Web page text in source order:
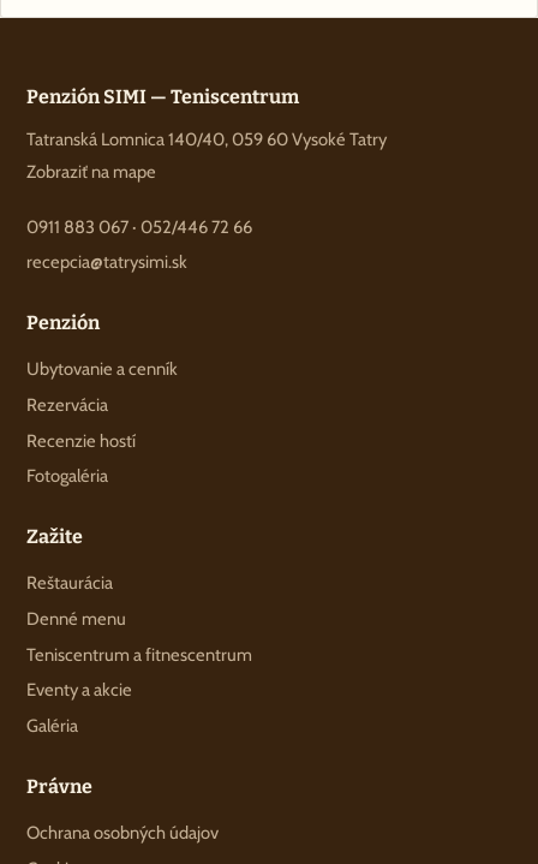
Penzión SIMI — Teniscentrum
Tatranská Lomnica 140/40, 059 60 Vysoké Tatry
Zobraziť na mape
0911 883 067 ·052/446 72 66
recepcia@tatrysimi.sk
Penzión
Ubytovanie a cenník
Rezervácia
Recenzie hostí
Fotogaléria
Zažite
Reštaurácia
Denné menu
Teniscentrum a fitnescentrum
Eventy a akcie
Galéria
Právne
Ochrana osobných údajov